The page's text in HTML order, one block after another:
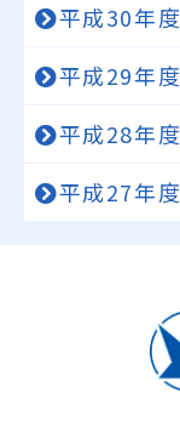
平成30年度
平成29年度
平成28年度
平成27年度